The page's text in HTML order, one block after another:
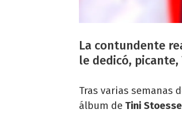
La contundente
le dedicó,
Tras varias semanas
álbum de Tini